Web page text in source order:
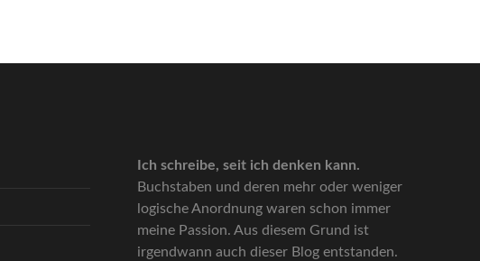
Ich schreibe, seit ich denken kann.
Buchstaben und deren mehr oder weniger
logische Anordnung waren schon immer
meine Passion. Aus diesem Grund ist
irgendwann auch dieser Blog entstanden.